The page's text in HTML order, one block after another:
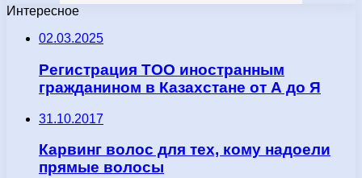
Интересное
02.03.2025
Регистрация ТОО иностранным
гражданином в Казахстане от А до Я
31.10.2017
Карвинг волос для тех, кому надоели
прямые волосы